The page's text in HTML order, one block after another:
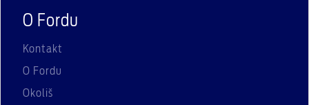
O Fordu
Kontakt
O Fordu
Okoliš